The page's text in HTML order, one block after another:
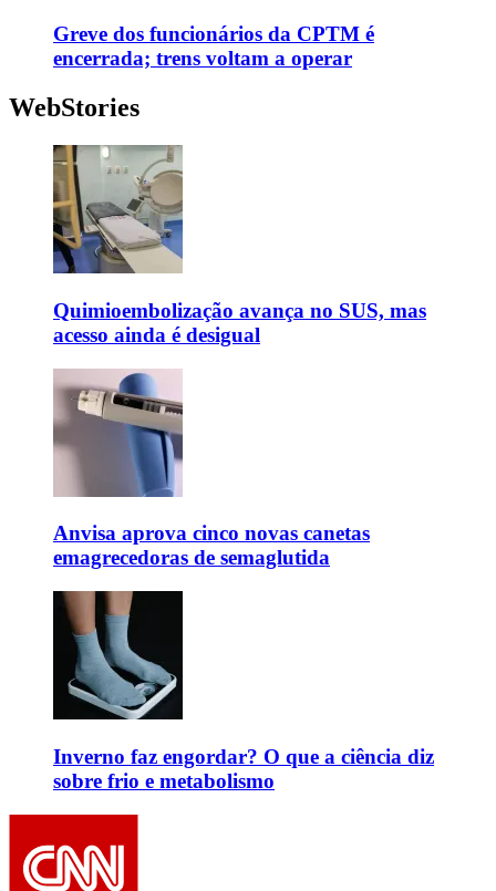
Greve dos funcionários da CPTM é
encerrada; trens voltam a operar
WebStories
Quimioembolização avança no SUS, mas
acesso ainda é desigual
Anvisa aprova cinco novas canetas
emagrecedoras de semaglutida
Inverno faz engordar? O que a ciência diz
sobre frio e metabolismo